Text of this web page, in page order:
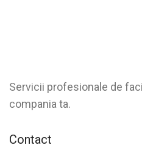
Servicii profesionale de
compania ta.
Contact